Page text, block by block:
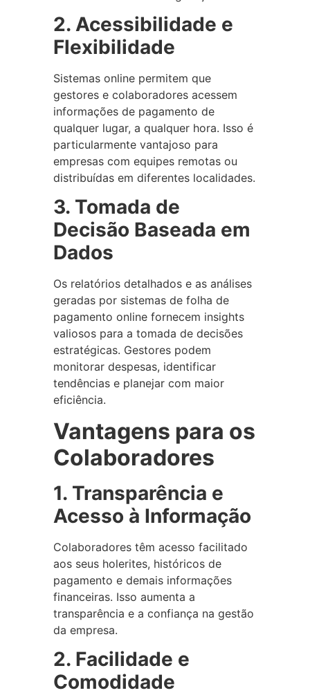
2. Acessibilidade e
Flexibilidade
Sistemas online permitem que
gestores e colaboradores acessem
informações de pagamento de
qualquer lugar, a qualquer hora. Isso é
particularmente vantajoso para
empresas com equipes remotas ou
distribuídas em diferentes localidades.
3. Tomada de
Decisão Baseada em
Dados
Os relatórios detalhados e as análises
geradas por sistemas de folha de
pagamento online fornecem insights
valiosos para a tomada de decisões
estratégicas. Gestores podem
monitorar despesas, identificar
tendências e planejar com maior
eficiência.
Vantagens para os
Colaboradores
1. Transparência e
Acesso à Informação
Colaboradores têm acesso facilitado
aos seus holerites, históricos de
pagamento e demais informações
financeiras. Isso aumenta a
transparência e a confiança na gestão
da empresa.
2. Facilidade e
Comodidade